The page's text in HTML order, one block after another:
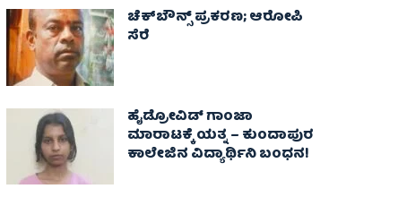
ಚೆಕ್​ಬೌನ್ಸ್​ ಪ್ರಕರಣ; ಆರೋಪಿ
ಸೆರೆ
ಹೈಡ್ರೋವಿಡ್ ಗಾಂಜಾ
ಮಾರಾಟಕ್ಕೆ ಯತ್ನ – ಕುಂದಾಪುರ
ಕಾಲೇಜಿನ ವಿದ್ಯಾರ್ಥಿನಿ ಬಂಧನ!